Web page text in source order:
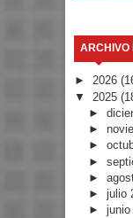
ARCHIVO
► 2026
▼ 2025
►
►
►
►
►
► julio
► junio